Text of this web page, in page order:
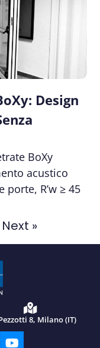
Design
BoXy
acustico
R’w ≥ 45
Next »
8, Milano (IT)